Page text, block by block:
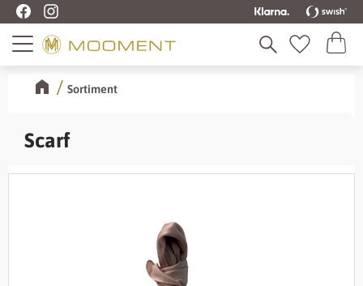
Meny Favoriter
Sortiment
Scarf